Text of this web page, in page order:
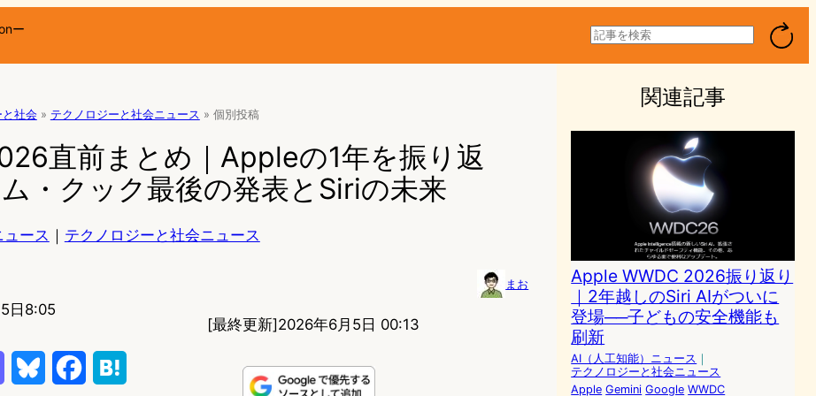
ー
検
索
と社会 » テクノロジーと社会ニュース » 個別投稿
直前まとめ｜Appleの1年を振り返
・クック最後の発表とSiriの未来
ース ｜ テクノロジーと社会ニュース
まお
日8:05
[最終更新]2026年6月5日 00:13
関連記事
Apple WWDC 2026振り返り
｜2年越しのSiri AIがついに
登場──子どもの安全機能も
刷新
AI（人工知能）ニュース ｜
テクノロジーと社会ニュース
Apple Gemini Google WWDC